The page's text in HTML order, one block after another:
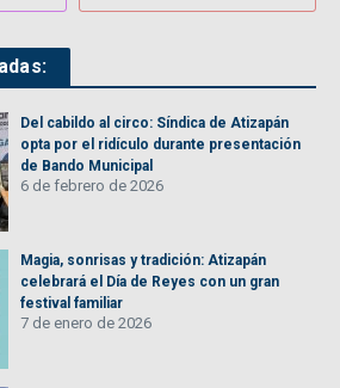
Del cabildo al circo: Síndica de Atizapán
opta por el ridículo durante presentación
de Bando Municipal
6 de febrero de 2026
Magia, sonrisas y tradición: Atizapán
celebrará el Día de Reyes con un gran
festival familiar
7 de enero de 2026